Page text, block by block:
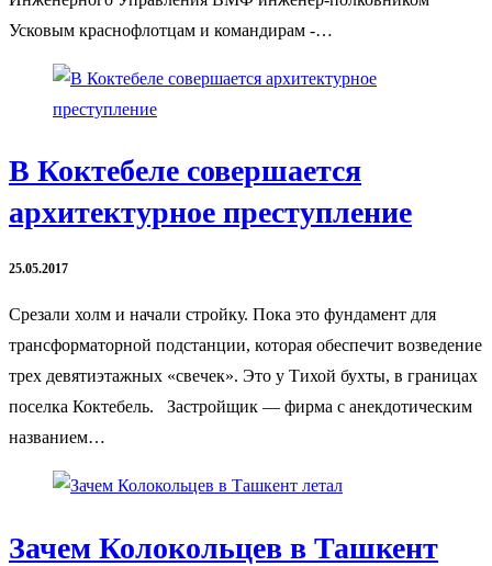
Усковым краснофлотцам и командирам -…
В Коктебеле совершается
архитектурное преступление
25.05.2017
Срезали холм и начали стройку. Пока это фундамент для
трансформаторной подстанции, которая обеспечит возведение
трех девятиэтажных «свечек». Это у Тихой бухты, в границах
поселка Коктебель. Застройщик — фирма с анекдотическим
названием…
Зачем Колокольцев в Ташкент